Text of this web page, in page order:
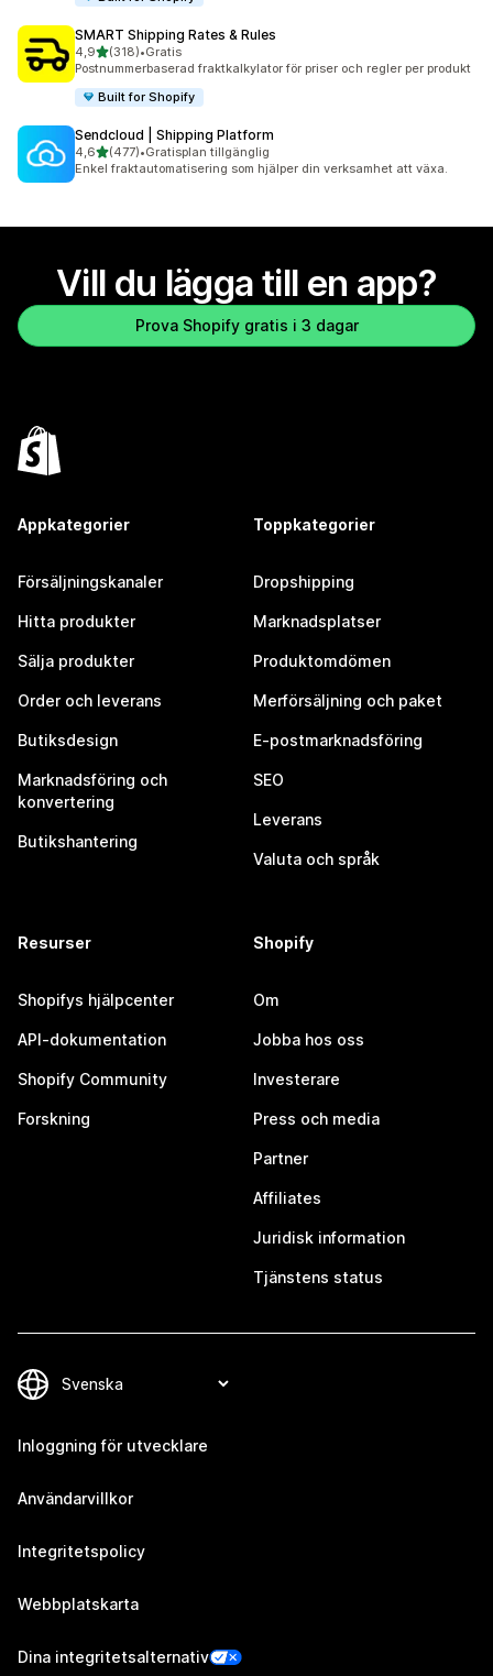
SMART Shipping Rates & Rules
4,9av 5 stjärnor
(318)
318 recensioner totalt
•Gratis
Postnummerbaserad fraktkalkylator för priser och regler per produkt
Built for Shopify
Sendcloud | Shipping Platform
4,6av 5 stjärnor
(477)
477 recensioner totalt
•Gratisplan tillgänglig
Enkel fraktautomatisering som hjälper din verksamhet att växa.
Vill du lägga till en app?
Prova Shopify gratis i 3 dagar
Appkategorier
Försäljningskanaler
Hitta produkter
Sälja produkter
Order och leverans
Butiksdesign
Marknadsföring och
konvertering
Butikshantering
Toppkategorier
Dropshipping
Marknadsplatser
Produktomdömen
Merförsäljning och paket
E-postmarknadsföring
SEO
Leverans
Valuta och språk
Resurser
Shopifys hjälpcenter
API-dokumentation
Shopify Community
Forskning
Shopify
Om
Jobba hos oss
Investerare
Press och media
Partner
Affiliates
Juridisk information
Tjänstens status
Inloggning för utvecklare
Användarvillkor
Integritetspolicy
Webbplatskarta
Dina integritetsalternativ